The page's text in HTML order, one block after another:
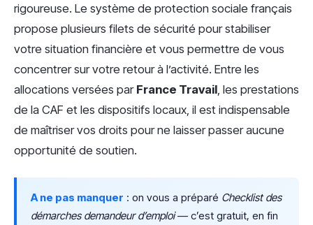
rigoureuse. Le système de protection sociale français
propose plusieurs filets de sécurité pour stabiliser
votre situation financière et vous permettre de vous
concentrer sur votre retour à l’activité. Entre les
allocations versées par France Travail , les prestations
de la CAF et les dispositifs locaux, il est indispensable
de maîtriser vos droits pour ne laisser passer aucune
opportunité de soutien.
A ne pas manquer : on vous a préparé Checklist des
démarches demandeur d’emploi— c’est gratuit, en fin